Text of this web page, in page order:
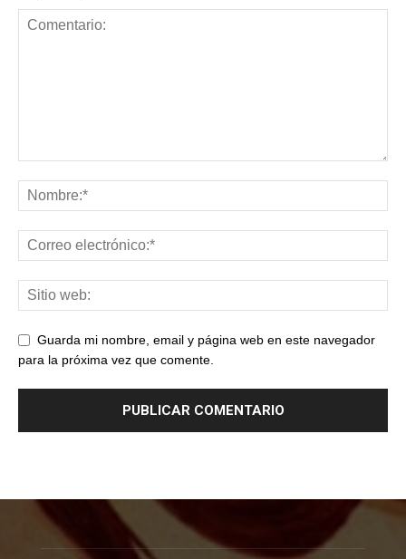
Guarda mi nombre, email y página web en este navegador
para la próxima vez que comente.